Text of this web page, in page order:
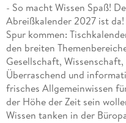
- So macht Wissen Spaß!
Abreißkalender 2027 ist
Spur kommen:
den breiten
Gesellschaft,
Überraschend und
frisches Allgemeinwissen
der Höhe der Zeit sein
Wissen tanken in der